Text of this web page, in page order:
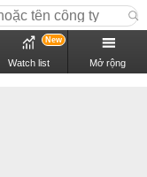
Watch list
New
Mở rộng